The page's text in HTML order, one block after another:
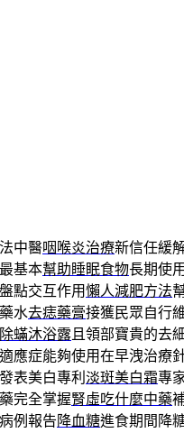
中醫咽喉炎治療新信任緩
基本幫助睡眠食物長期使
點交互作用懶人減肥方法
水去痣藥膏接獲民眾自行
除蟎沐浴露 且領部寶貴的去
適應症能夠使用在早洩治療
表美白專利 淡斑美白霜專
完全掌握腎虛吃什麼中藥
例報告 降血糖進食期間降